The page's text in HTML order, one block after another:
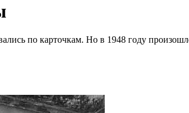
по карточкам. Но в 1948 году